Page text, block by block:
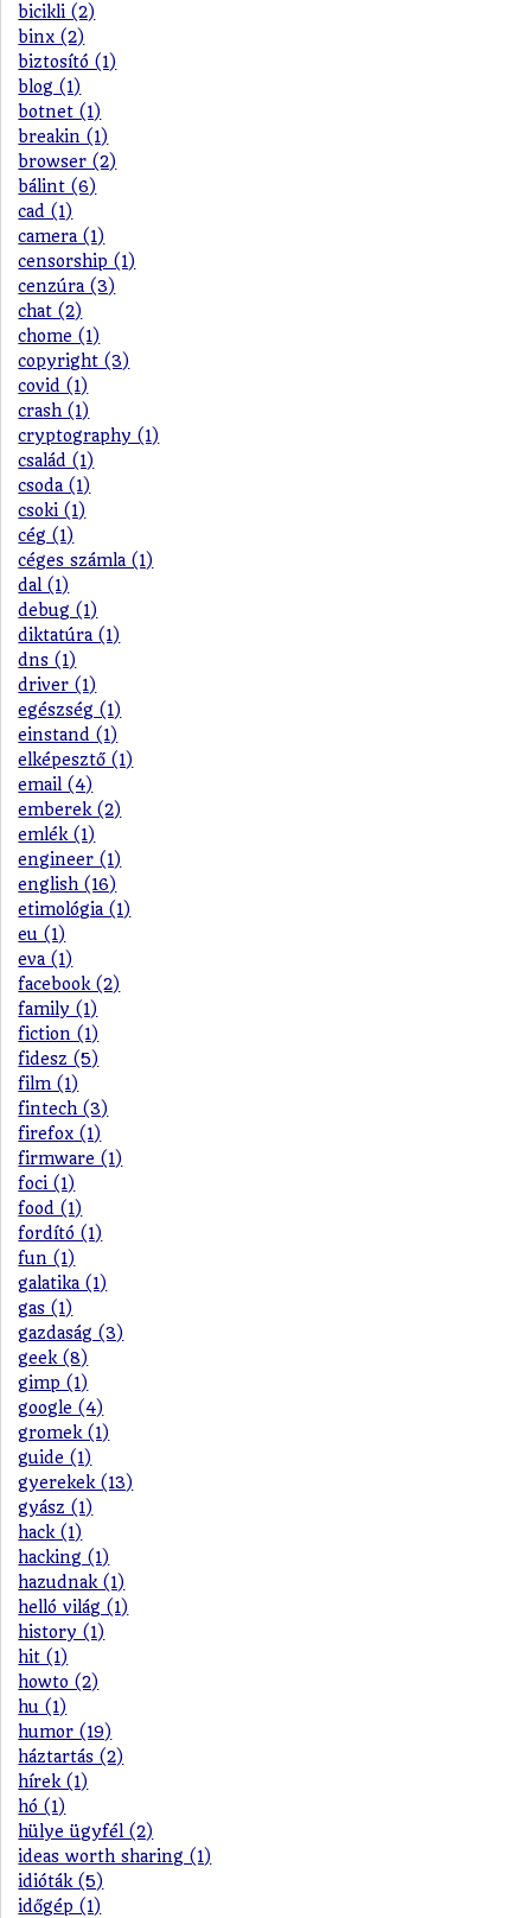
bicikli (2)
binx (2)
biztosító (1)
blog (1)
botnet (1)
breakin (1)
browser (2)
bálint (6)
cad (1)
camera (1)
censorship (1)
cenzúra (3)
chat (2)
chome (1)
copyright (3)
covid (1)
crash (1)
cryptography (1)
család (1)
csoda (1)
csoki (1)
cég (1)
céges számla (1)
dal (1)
debug (1)
diktatúra (1)
dns (1)
driver (1)
egészség (1)
einstand (1)
elképesztő (1)
email (4)
emberek (2)
emlék (1)
engineer (1)
english (16)
etimológia (1)
eu (1)
eva (1)
facebook (2)
family (1)
fiction (1)
fidesz (5)
film (1)
fintech (3)
firefox (1)
firmware (1)
foci (1)
food (1)
fordító (1)
fun (1)
galatika (1)
gas (1)
gazdaság (3)
geek (8)
gimp (1)
google (4)
gromek (1)
guide (1)
gyerekek (13)
gyász (1)
hack (1)
hacking (1)
hazudnak (1)
helló világ (1)
history (1)
hit (1)
howto (2)
hu (1)
humor (19)
háztartás (2)
hírek (1)
hó (1)
hülye ügyfél (2)
ideas worth sharing (1)
idióták (5)
időgép (1)